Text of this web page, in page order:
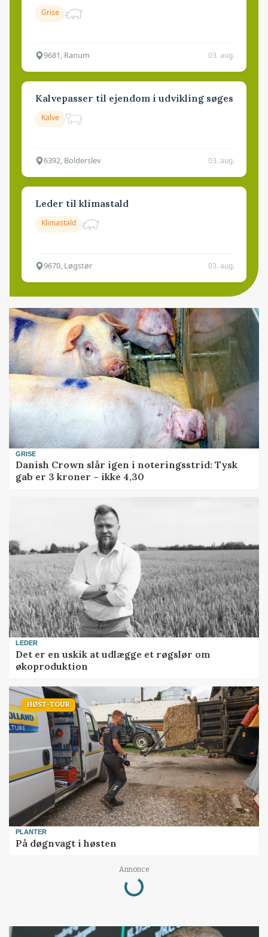
Grise
9681, Ranum 03. aug.
Kalvepasser til ejendom i udvikling søges
Kalve
6392, Bolderslev 03. aug.
Leder til klimastald
Klimastald
9670, Løgstør 03. aug.
GRISE
Danish Crown slår igen i noteringsstrid: Tysk
gab er 3 kroner – ikke 4,30
LEDER
Det er en uskik at udlægge et røgslør om
økoproduktion
HØST-TOUR
PLANTER
På døgnvagt i høsten
Annonce
Loading...